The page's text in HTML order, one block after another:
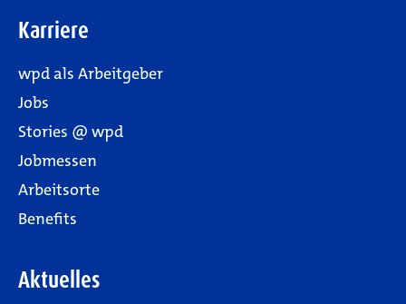
Karriere
wpd als Arbeitgeber
Jobs
Stories @ wpd
Jobmessen
Arbeitsorte
Benefits
Aktuelles